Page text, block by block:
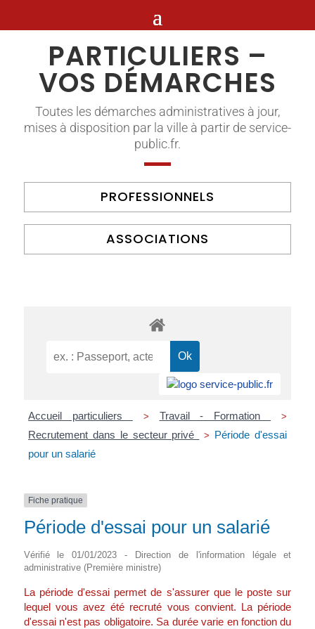
PARTICULIERS –
VOS DÉMARCHES
Toutes les démarches administratives à jour,
mises à disposition par la ville à partir de service-
public.fr.
PROFESSIONNELS
ASSOCIATIONS
Accueil particuliers > Travail - Formation >
Recrutement dans le secteur privé > Période d'essai
pour un salarié
Fiche pratique
Période d'essai pour un salarié
Vérifié le 01/01/2023 - Direction de l'information légale et
administrative (Première ministre)
La période d'essai permet de s'assurer que le poste sur
lequel vous avez été recruté vous convient. La période
d'essai n'est pas obligatoire. Sa durée varie en fonction du